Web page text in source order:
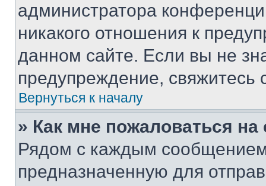
администратора
никакого отношения к
данном сайте. Если вы не
предупреждение,
Вернуться к началу
» Как мне пожаловаться
Рядом с каждым сообщением
предназначенную для